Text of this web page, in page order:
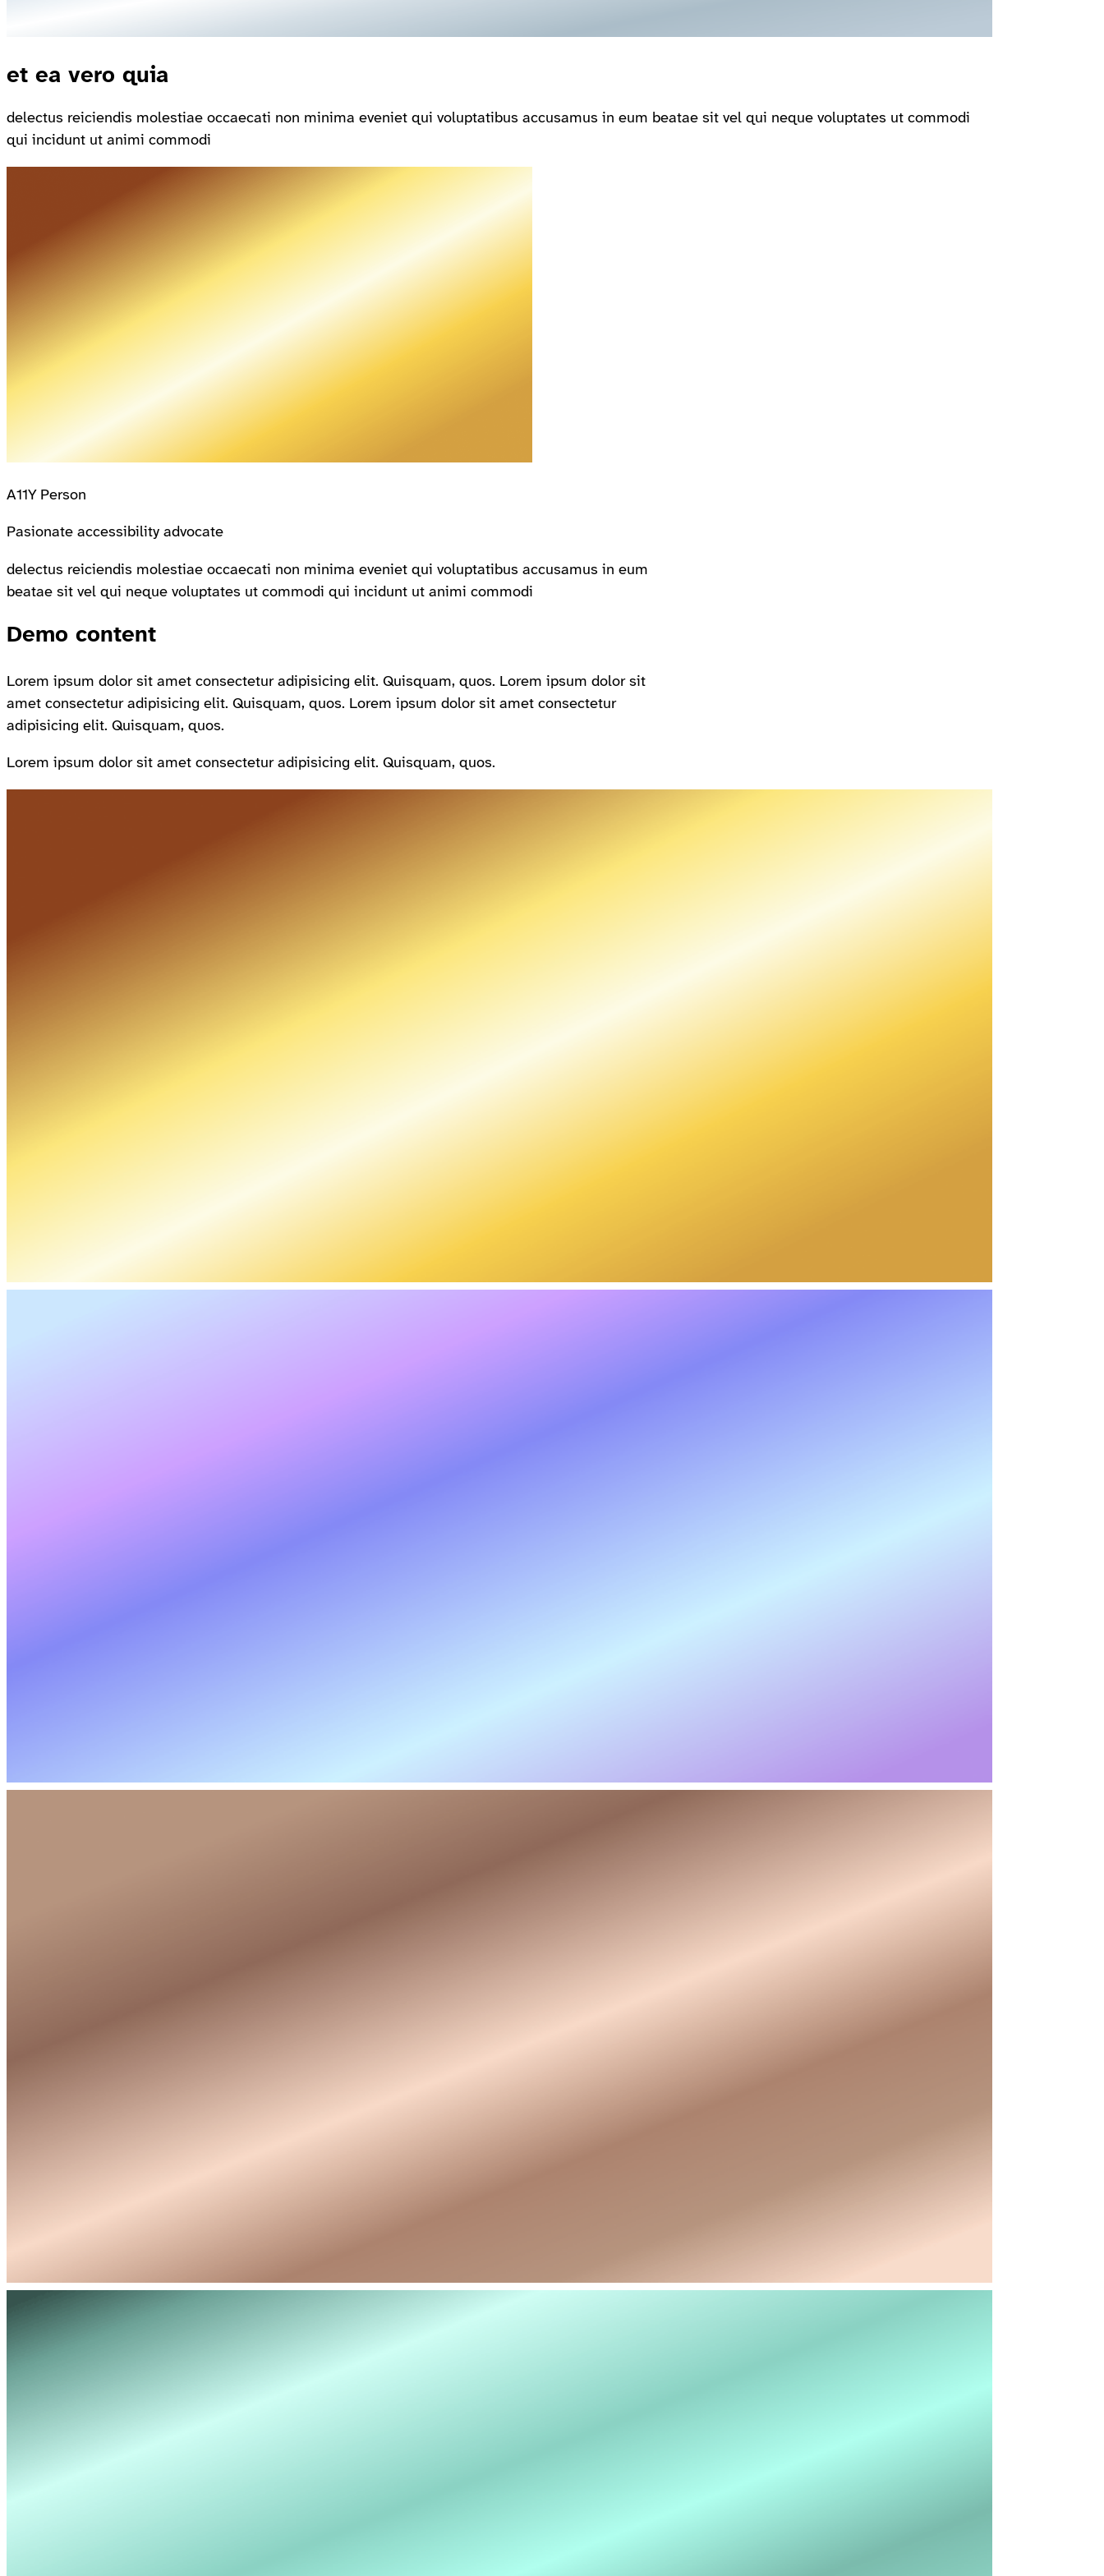
et ea vero quia
delectus reiciendis molestiae occaecati non minima eveniet qui voluptatibus accusamus in eum beatae sit vel qui neque voluptates ut commodi
qui incidunt ut animi commodi
A11Y Person
Pasionate accessibility advocate
delectus reiciendis molestiae occaecati non minima eveniet qui voluptatibus accusamus in eum
beatae sit vel qui neque voluptates ut commodi qui incidunt ut animi commodi
Demo content
Lorem ipsum dolor sit amet consectetur adipisicing elit. Quisquam, quos. Lorem ipsum dolor sit
amet consectetur adipisicing elit. Quisquam, quos. Lorem ipsum dolor sit amet consectetur
adipisicing elit. Quisquam, quos.
Lorem ipsum dolor sit amet consectetur adipisicing elit. Quisquam, quos.